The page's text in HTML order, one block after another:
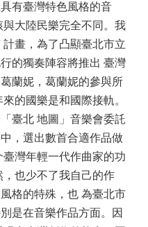
有臺灣特色風格的音
大陸民樂完全不同。我
畫，為了凸顯臺北市立
的獨奏陣容將推出 臺灣
蘭妮，葛蘭妮的參與所
的國樂是和國際接軌。
臺北 地圖」音樂會委託
，選出數首合適作品做
灣年輕一代作曲家的功
也少不了我自己的作
格的特殊，也 為臺北市
是在音樂作品方面。因